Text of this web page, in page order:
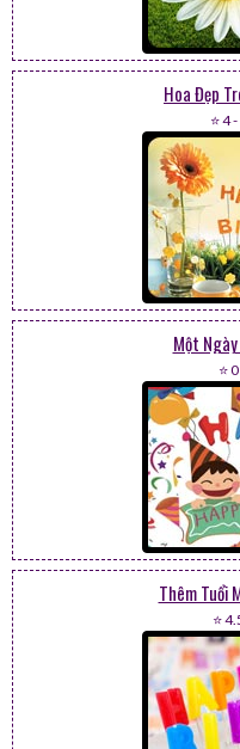
Hoa Đẹp
⭐ 4-
Một
⭐ 0
Thêm Tuổi
⭐